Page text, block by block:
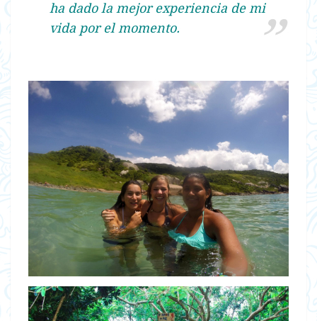
ha dado la mejor experiencia de mi
vida por el momento.